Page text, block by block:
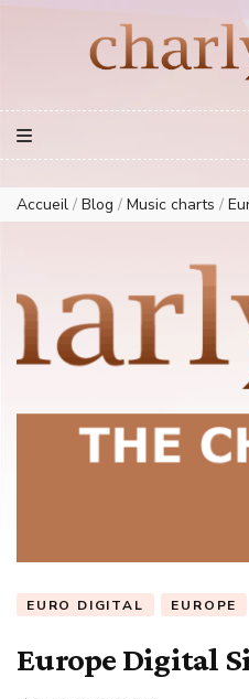
European Music Charts plus USA
Accueil / Blog / Music charts /
EURO DIGITAL EUROPE
Europe Digital